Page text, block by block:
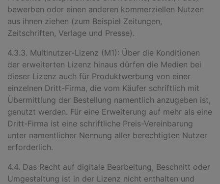
bewerben oder einen anderen kommerziellen Nutzen
aus ihnen ziehen (zum Beispiel Zeitungen,
Zeitschriften, Verlage und Presse).
4.3.3. Multinutzer-Lizenz (M1): Über die Konditionen
der erweiterten Lizenz hinaus dürfen die Medien bei
dieser Lizenz auch für Produktwerbung von einer
einzelnen Dritt-Firma, die vom Käufer schriftlich mit
Übermittlung der Bestellung namentlich anzugeben ist,
genutzt werden. Für eine Erweiterung auf mehr als eine
Dritt-Firma ist eine schriftliche Preis-Vereinbarung
unter namentlicher Nennung aller berechtigten Nutzer
erforderlich.
4.4. Das Recht auf digitale Bearbeitung, Beschnitt oder
Umgestaltung ist in der Lizenz nicht enthalten und